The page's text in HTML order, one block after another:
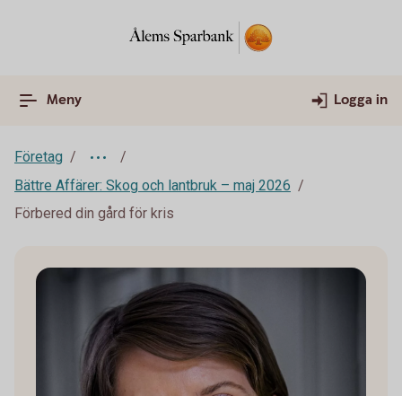
Meny Logga in
Företag
Bättre Affärer: Skog och lantbruk – maj 2026
Förbered din gård för kris